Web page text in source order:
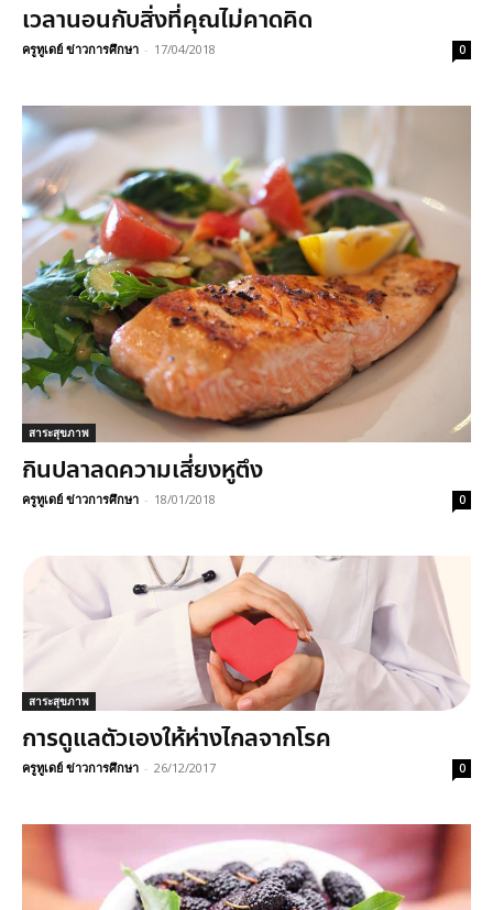
เวลานอนกับสิ่งที่คุณไม่คาดคิด
ครูทูเดย์ ข่าวการศึกษา - 17/04/2018 0
สาระสุขภาพ
กินปลาลดความเสี่ยงหูตึง
ครูทูเดย์ ข่าวการศึกษา - 18/01/2018 0
สาระสุขภาพ
การดูแลตัวเองให้ห่างไกลจากโรค
ครูทูเดย์ ข่าวการศึกษา - 26/12/2017 0